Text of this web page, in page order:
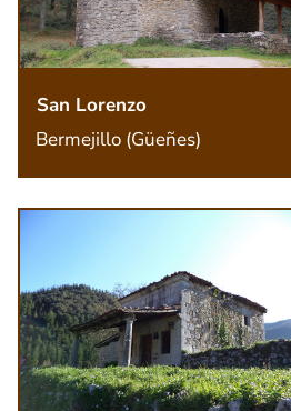
San Lorenzo
Bermejillo (Güeñes)